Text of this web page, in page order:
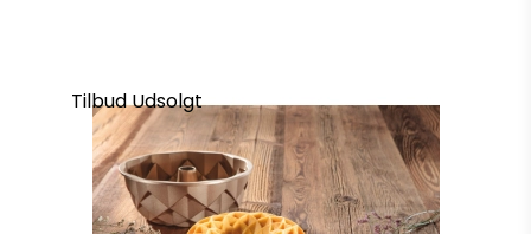
TilbudUdsolgt